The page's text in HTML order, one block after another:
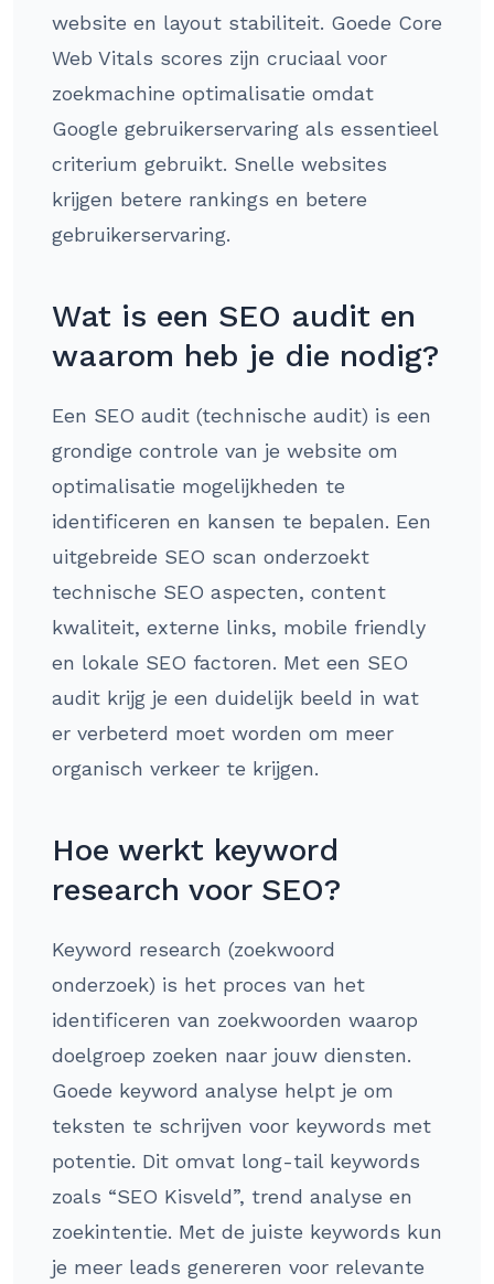
website en layout stabiliteit. Goede Core
Web Vitals scores zijn cruciaal voor
zoekmachine optimalisatie omdat
Google gebruikerservaring als essentieel
criterium gebruikt. Snelle websites
krijgen betere rankings en betere
gebruikerservaring.
Wat is een SEO audit en
waarom heb je die nodig?
Een SEO audit (technische audit) is een
grondige controle van je website om
optimalisatie mogelijkheden te
identificeren en kansen te bepalen. Een
uitgebreide SEO scan onderzoekt
technische SEO aspecten, content
kwaliteit, externe links, mobile friendly
en lokale SEO factoren. Met een SEO
audit krijg je een duidelijk beeld in wat
er verbeterd moet worden om meer
organisch verkeer te krijgen.
Hoe werkt keyword
research voor SEO?
Keyword research (zoekwoord
onderzoek) is het proces van het
identificeren van zoekwoorden waarop
doelgroep zoeken naar jouw diensten.
Goede keyword analyse helpt je om
teksten te schrijven voor keywords met
potentie. Dit omvat long-tail keywords
zoals “SEO Kisveld”, trend analyse en
zoekintentie. Met de juiste keywords kun
je meer leads genereren voor relevante